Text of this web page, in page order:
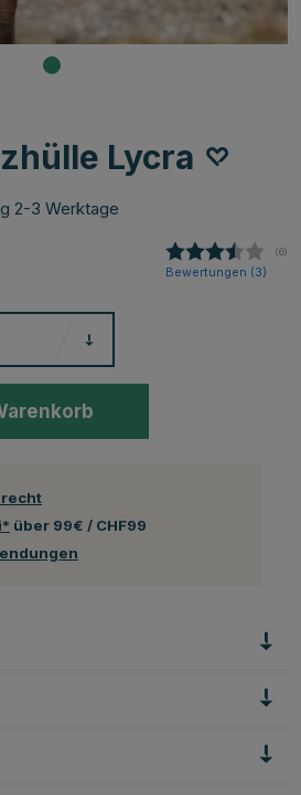
Lycra
2-3 Werktage
(6)
Bewertungen (3)
über 99€ / CHF99